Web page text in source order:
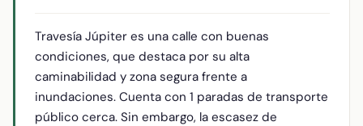
Travesía Júpiter es una calle con buenas
condiciones, que destaca por su alta
caminabilidad y zona segura frente a
inundaciones. Cuenta con 1 paradas de transporte
público cerca. Sin embargo, la escasez de